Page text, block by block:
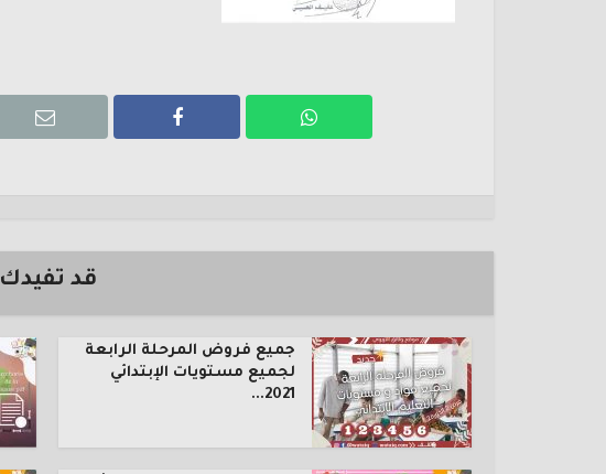
قد تفيدك
جميع فروض المرحلة الرابعة
لجميع مستويات الإبتدائي
2021...